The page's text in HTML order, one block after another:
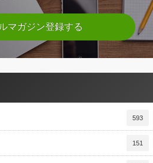
マガジン登録する
593
151